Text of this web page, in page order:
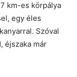
km-es körpálya
egy éles
Szóval
éjszaka már